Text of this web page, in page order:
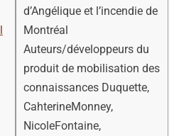
d’Angélique et l’incendie de
Montréal
Auteurs/développeurs du
produit de mobilisation des
connaissances Duquette,
CahterineMonney,
NicoleFontaine,